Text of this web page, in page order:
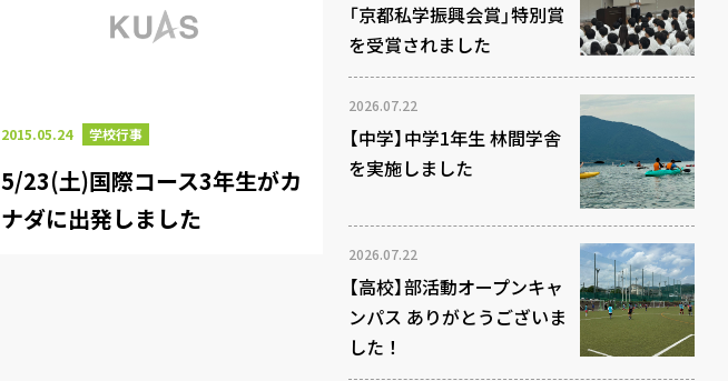
2015.05.24 学校行事
5/23(土)国際コース3年生がカ
ナダに出発しました
「京都私学振興会賞」特別賞
を受賞されました
2026.07.22
【中学】中学1年生 林間学舎
を実施しました
2026.07.22
【高校】部活動オープンキャ
ンパス ありがとうございま
した！